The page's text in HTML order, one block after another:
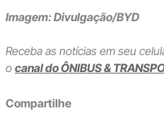
Imagem: Divulgação/BYD
Receba as notícias em seu
o canal do ÔNIBUS &
Compartilhe